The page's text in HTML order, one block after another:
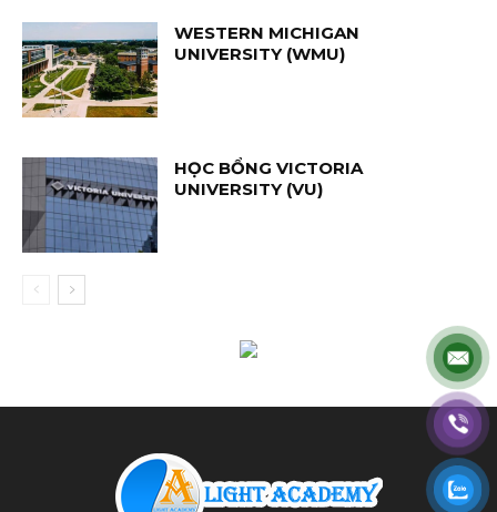
WESTERN MICHIGAN
UNIVERSITY (WMU)
HỌC BỔNG VICTORIA
UNIVERSITY (VU)